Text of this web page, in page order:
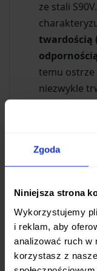
Zgoda
Niniejsza strona
Wykorzystujemy
i reklam, aby
analizować ruch w
korzystasz z
ze stali
twardością
temu ostrze
niezwykle
czubkiem
efektywne
Szlif:Płaski
przekłada